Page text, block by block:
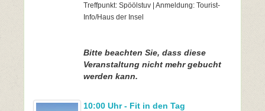
Treffpunkt: Spöölstuv | Anmeldung: Tourist-
Info/Haus der Insel
Bitte beachten Sie, dass diese
Veranstaltung nicht mehr gebucht
werden kann.
10:00 Uhr - Fit in den Tag